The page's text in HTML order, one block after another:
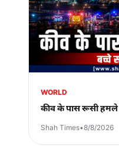
WORLD
कीव के पास रूसी
Shah Times•8/8/2026